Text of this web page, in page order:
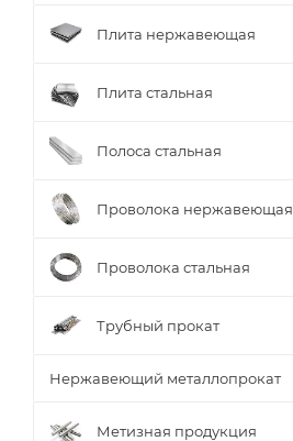
Плита нержавеющая
Плита стальная
Полоса стальная
Проволока нержавеющая
Проволока стальная
Трубный прокат
Нержавеющий металлопрокат
Метизная продукция